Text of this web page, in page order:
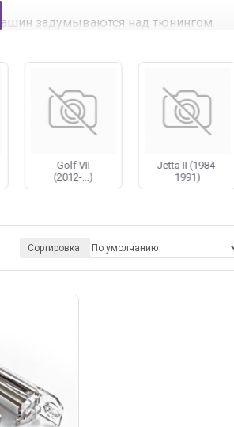
задумываются над тюнингом.
доступные цены, доставка по РФ.
заказ сразу на сайте.
Golf VII
(2012-...)
Jetta II (1984-
1991)
Сортировка: